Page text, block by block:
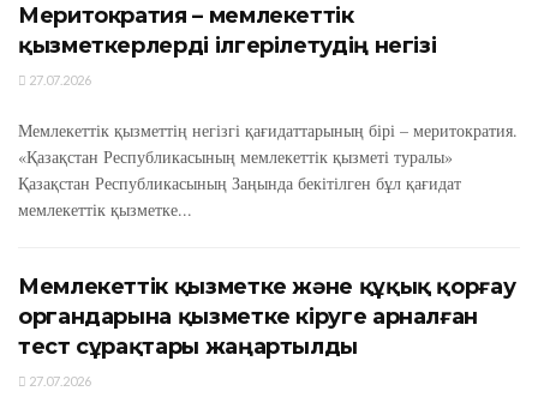
Меритократия – мемлекеттік
қызметкерлерді ілгерілетудің негізі
27.07.2026
Мемлекеттік қызметтің негізгі қағидаттарының бірі – меритократия.
«Қазақстан Республикасының мемлекеттік қызметі туралы»
Қазақстан Республикасының Заңында бекітілген бұл қағидат
мемлекеттік қызметке...
Мемлекеттік қызметке және құқық қорғау
органдарына қызметке кіруге арналған
тест сұрақтары жаңартылды
27.07.2026